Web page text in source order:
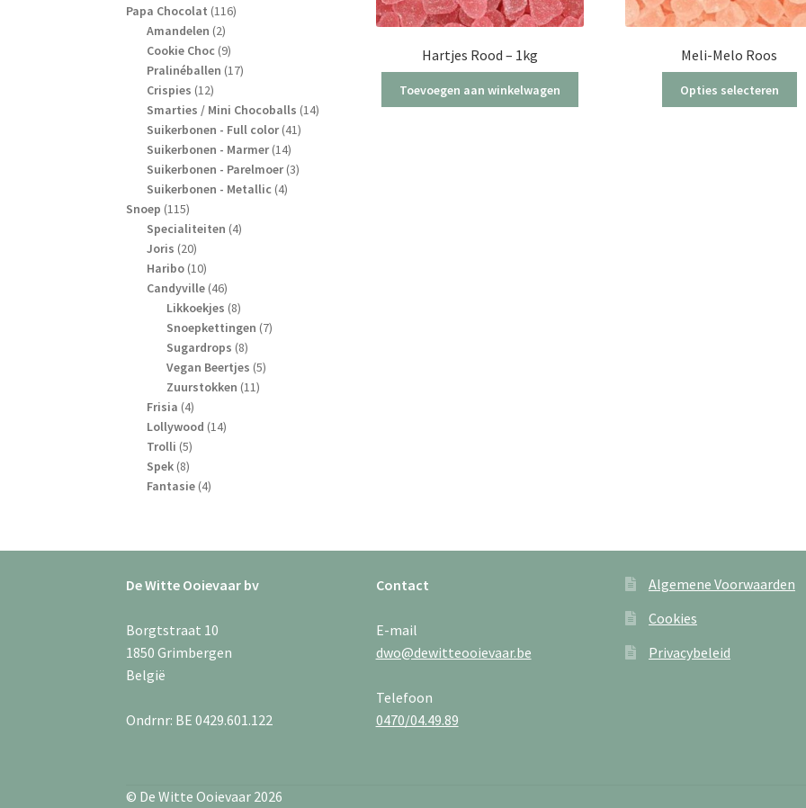
Hartjes Rood – 1kg
Toevoegen aan winkelwagen
Meli-Melo Roos
Opties selecteren
producten
Papa Chocolat 116116
Amandelen 22
producten
Cookie Choc 99
producten
Pralinéballen 1717
Crispies 1212
producten
Smarties / Mini Chocoballs 1414
Suikerbonen - Full color 4141
Suikerbonen - Marmer 1414
producten
Suikerbonen - Parelmoer 33
Suikerbonen - Metallic 44
Snoep 115115
producten
Specialiteiten 44
Joris 2020
producten
Haribo 1010
producten
Candyville 4646
producten
Likkoekjes 88
producten
Snoepkettingen 77
Sugardrops 88
producten
Vegan Beertjes 55
Zuurstokken 1111
Frisia 44
producten
Lollywood 1414
Trolli 55
producten
Spek 88
producten
Fantasie 44
De Witte Ooievaar bv
Borgtstraat 10
1850 Grimbergen
België
Ondrnr: BE 0429.601.122
Contact
E-mail
dwo@dewitteooievaar.be
Telefoon
0470/04.49.89
Algemene Voorwaarden
Cookies
Privacybeleid
© De Witte Ooievaar 2026